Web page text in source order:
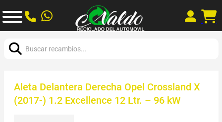
Aleta Delantera Derecha Opel Crossland X
(2017-) 1.2 Excellence 12 Ltr. – 96 kW